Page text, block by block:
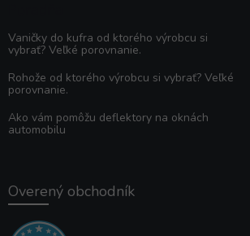
Vaničky do kufra od ktorého výrobcu si
vybrať? Veľké porovnanie.
Rohože od ktorého výrobcu si vybrať? Veľké
porovnanie.
Ako vám pomôžu deflektory na oknách
automobilu
Overený obchodník